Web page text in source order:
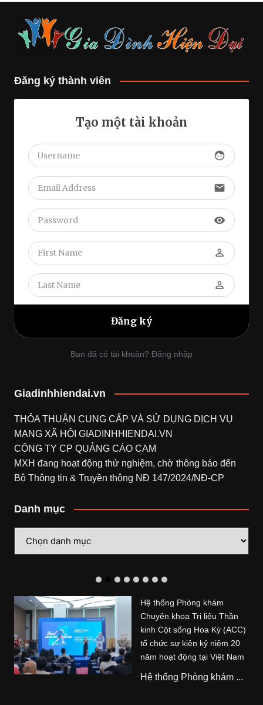
Đăng ký thành viên
Tạo một tài khoản
face
email
visibility
perm_identity
perm_identity
Bạn đã có tài khoản? Đăng nhập
Giadinhhiendai.vn
THỎA THUẬN CUNG CẤP VÀ SỬ DỤNG DỊCH VỤ
MẠNG XÃ HỘI GIADINHHIENDAI.VN
CÔNG TY CP QUẢNG CÁO CAM
MXH đang hoạt động thử nghiệm, chờ thông báo đến
Bộ Thông tin & Truyền thông NĐ 147/2024/NĐ-CP
Danh mục
mục
Hệ thống Phòng khám
Chuyên khoa Trị liệu Thần
kinh Cột sống Hoa Kỳ (ACC)
tổ chức sự kiện kỷ niệm 20
năm hoạt động tại Việt Nam
Hệ thống Phòng khám ...